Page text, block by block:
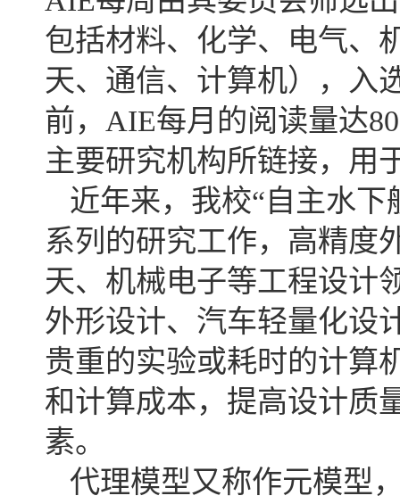
包括材料、化学、电气、
天、通信、计算机），入
前，AIE每月的阅读量达
主要研究机构所链接，用
近年来，我校“自主水
系列的研究工作，高精度
天、机械电子等工程设计
外形设计、汽车轻量化设
贵重的实验或耗时的计算
和计算成本，提高设计质
素。
代理模型又称作元模型